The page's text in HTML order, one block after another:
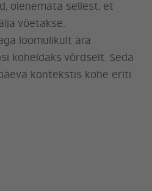
olenemata sellest, et
võetakse.
loomulikult ära
koheldaks võrdselt. Seda
kontekstis kohe eriti